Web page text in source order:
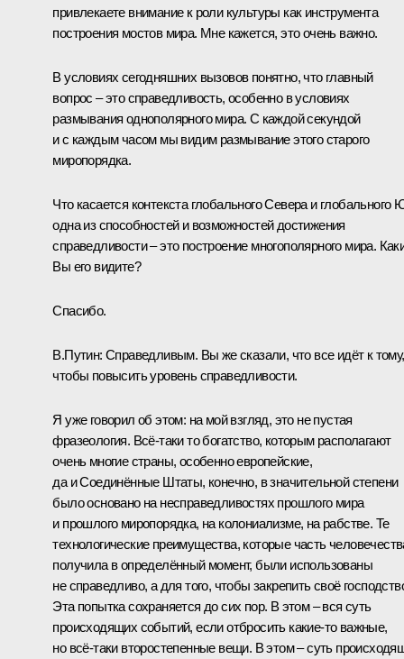
привлекаете внимание к роли культуры как инструмента
построения мостов мира. Мне кажется, это очень важно.
В условиях сегодняшних вызовов понятно, что главный
вопрос – это справедливость, особенно в условиях
размывания однополярного мира. С каждой секундой
и с каждым часом мы видим размывание этого старого
миропорядка.
Что касается контекста глобального Севера и глобального
одна из способностей и возможностей достижения
справедливости – это построение многополярного мира.
Вы его видите?
Спасибо.
В.Путин: Справедливым. Вы же сказали, что все идёт к тому,
чтобы повысить уровень справедливости.
Я уже говорил об этом: на мой взгляд, это не пустая
фразеология. Всё-таки то богатство, которым располагают
очень многие страны, особенно европейские,
да и Соединённые Штаты, конечно, в значительной степени
было основано на несправедливостях прошлого мира
и прошлого миропорядка, на колониализме, на рабстве. Те
технологические преимущества, которые часть
получила в определённый момент, были использованы
не справедливо, а для того, чтобы закрепить своё
Эта попытка сохраняется до сих пор. В этом – вся суть
происходящих событий, если отбросить какие-то важные,
но всё-таки второстепенные вещи. В этом – суть